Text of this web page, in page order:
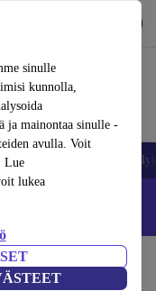
sinulle
kunnolla,
ja mainontaa sinulle -
avulla. Voit
Lue
lukea
tietokoneet
–